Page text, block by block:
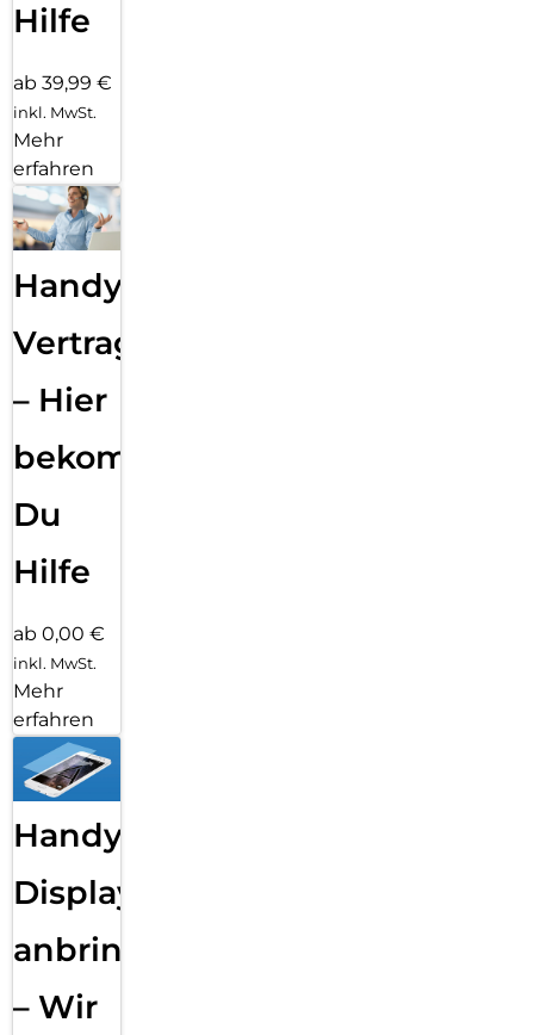
Hilfe
ab 39,99 €
inkl. MwSt.
Mehr
erfahren
Handy
Vertragsabwicklung
– Hier
bekommst
Du
Hilfe
ab 0,00 €
inkl. MwSt.
Mehr
erfahren
Handy
Displayfolie
anbringen
– Wir